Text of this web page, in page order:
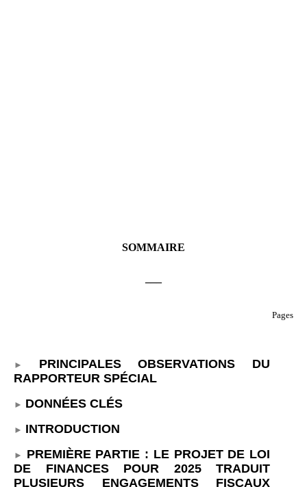
SOMMAIRE
Pages
PRINCIPALES OBSERVATIONS DU
RAPPORTEUR SPÉCIAL
DONNÉES CLÉS
INTRODUCTION
PREMIÈRE PARTIE : LE PROJET DE LOI
DE FINANCES POUR
2025 TRADUIT
PLUSIEURS ENGAGEMENTS FISCAUX